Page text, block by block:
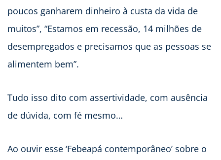
poucos ganharem dinheiro à custa da vida de
muitos”, “Estamos em recessão, 14 milhões de
desempregados e precisamos que as pessoas se
alimentem bem”.
Tudo isso dito com assertividade, com ausência
de dúvida, com fé mesmo…
Ao ouvir esse ‘Febeapá contemporâneo’ sobre o